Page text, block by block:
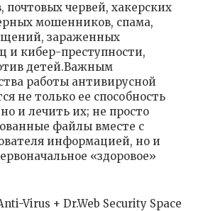
почтовых червей, хакерских
мошенников, спама,
зараженных
и кибер-преступности,
детей.Важным
работы антивирусной
не только ее способность
и лечить их; не просто
файлы вместе с
информацией, но и
«здоровое»
Virus + Dr.Web Security Space